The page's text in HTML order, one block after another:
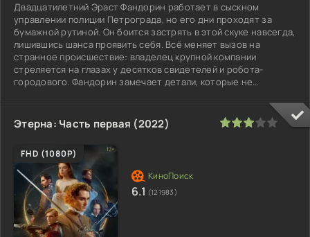
Двадцатилетний Эраст Фандорин работает в сыскном
управлении полиции Петрограда, но его дни проходят за
бумажной рутиной. Он боится застрять в этой скуке навсегда,
лишившись шанса проявить себя. Всё меняет вызов на
странное происшествие: владелец крупной компании
стреляется на глазах у десятков свидетелей и робота-
городового. Фандорин замечает детали, которые не
Этерна: Часть первая (2022)
FHD (1080P)
6.1 (121983)
60 1 2